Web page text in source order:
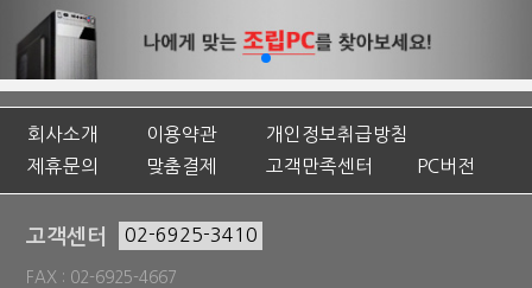
회사소개 이용약관
개인정보취급방침
제휴문의
맞춤결제 고객만족센터 PC버전
고객센터 02-6925-3410
FAX : 02-6925-4667